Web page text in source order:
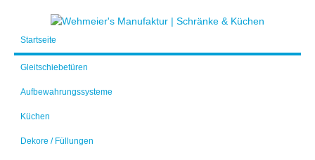
Startseite
Gleitschiebetüren
Aufbewahrungssysteme
Küchen
Dekore / Füllungen